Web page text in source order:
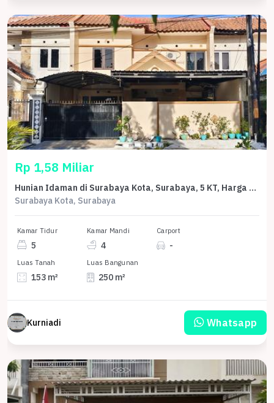
Rp 1,58 Miliar
Hunian Idaman di Surabaya Kota, Surabaya, 5 KT, Harga 1,58 Miliar
Surabaya Kota, Surabaya
Kamar Tidur
5
Kamar Mandi
4
Carport
-
Luas Tanah
153 m²
Luas Bangunan
250 m²
Kurniadi Whatsapp